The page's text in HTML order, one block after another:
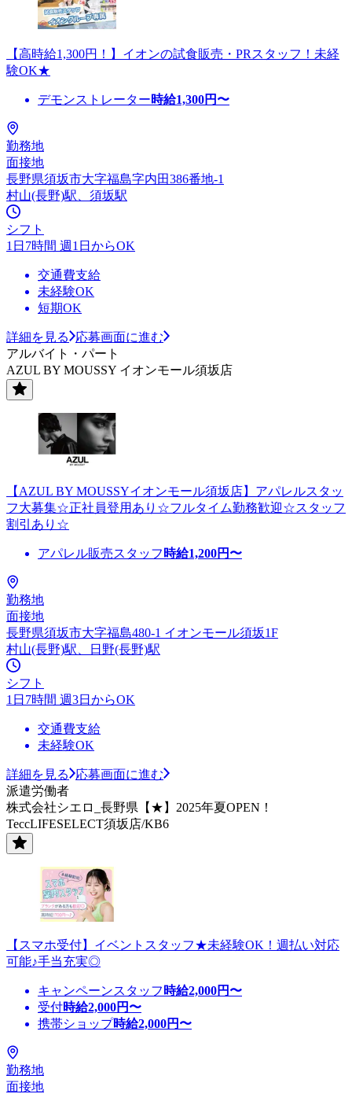
【高時給1,300円！】イオンの試食販売・PRスタッフ！未経
験OK★
デモンストレーター時給1,300円〜
勤務地
面接地
長野県須坂市大字福島字内田386番地-1
村山(長野)駅、須坂駅
シフト
1日7時間 週1日からOK
交通費支給
未経験OK
短期OK
詳細を見る
応募画面に進む
アルバイト・パート
AZUL BY MOUSSY イオンモール須坂店
【AZUL BY MOUSSYイオンモール須坂店】アパレルスタッ
フ大募集☆正社員登用あり☆フルタイム勤務歓迎☆スタッフ
割引あり☆
アパレル販売スタッフ 時給1,200円〜
勤務地
面接地
長野県須坂市大字福島480-1 イオンモール須坂1F
村山(長野)駅、日野(長野)駅
シフト
1日7時間 週3日からOK
交通費支給
未経験OK
詳細を見る
応募画面に進む
派遣労働者
株式会社シエロ_長野県【★】2025年夏OPEN！
TeccLIFESELECT須坂店/KB6
【スマホ受付】イベントスタッフ★未経験OK！週払い対応
可能♪手当充実◎
キャンペーンスタッフ 時給2,000円〜
受付時給2,000円〜
携帯ショップ時給2,000円〜
勤務地
面接地